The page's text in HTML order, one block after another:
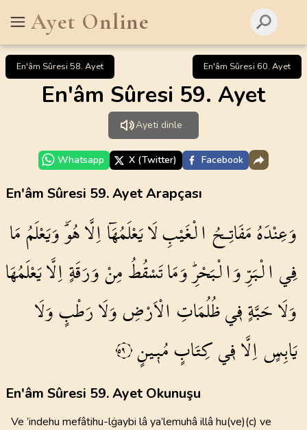
Ayet Online
En'âm Sûresi 58. Ayet En'âm Sûresi 60. Ayet
En'âm Sûresi 59. Ayet
Ayeti dinle
Whatsapp X (Twitter) Facebook
En'âm Sûresi 59. Ayet Arapçası
وَعِنْدَهُمَفَاتِـحُالْغَيْبِلَايَعْلَمُهَٓااِلَّاهُوَۜوَيَعْلَمُمَا
فِيالْبَرِّوَالْبَحْرِۜوَمَاتَسْقُطُمِنْوَرَقَةٍاِلَّايَعْلَمُهَا
وَلَاحَبَّةٍف۪يظُلُمَاتِالْاَرْضِوَلَارَطْبٍوَلَا
يَابِسٍاِلَّاف۪يكِتَابٍمُب۪ينٍ ٥٩
En'âm Sûresi 59. Ayet Okunuşu
Ve ’indehu mefâtihu-lġaybi lâ ya’lemuhâ illâ hu(ve)(c) ve